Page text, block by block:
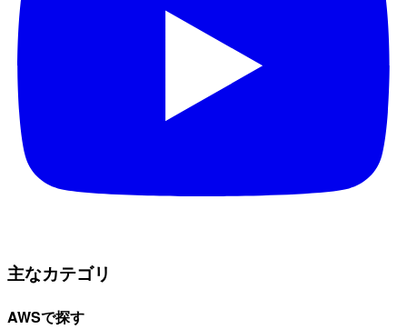
主なカテゴリ
AWSで探す